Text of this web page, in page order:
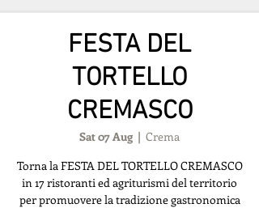
FESTA DEL
TORTELLO
CREMASCO
Sat 07 Aug
  |
Crema
Torna la FESTA DEL TORTELLO CREMASCO
in 17 ristoranti ed agriturismi del territorio
per promuovere la tradizione gastronomica